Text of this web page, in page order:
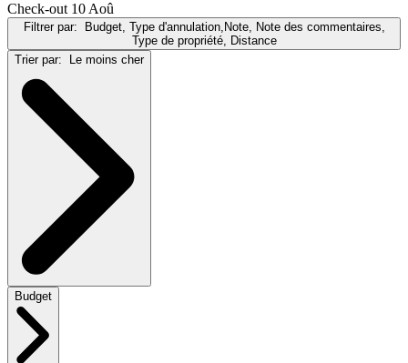
Check-out 10 Aoû
Filtrer par: Budget, Type d'annulation,Note, Note des commentaires,
Type de propriété, Distance
Trier par: Le moins cher
Budget